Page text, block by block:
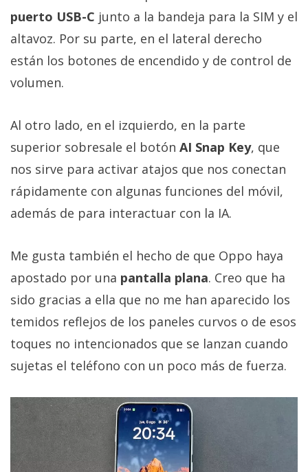
puerto USB-C junto a la bandeja para la SIM y el
altavoz. Por su parte, en el lateral derecho
están los botones de encendido y de control de
volumen.
Al otro lado, en el izquierdo, en la parte
superior sobresale el botón AI Snap Key, que
nos sirve para activar atajos que nos conectan
rápidamente con algunas funciones del móvil,
además de para interactuar con la IA.
Me gusta también el hecho de que Oppo haya
apostado por una pantalla plana. Creo que ha
sido gracias a ella que no me han aparecido los
temidos reflejos de los paneles curvos o de esos
toques no intencionados que se lanzan cuando
sujetas el teléfono con un poco más de fuerza.